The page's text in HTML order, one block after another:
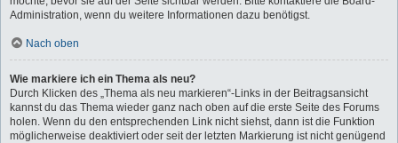
Administration, wenn du weitere Informationen dazu benötigst.
Nach oben
Wie markiere ich ein Thema als neu?
Durch Klicken des „Thema als neu markieren“-Links in der Beitragsansicht
kannst du das Thema wieder ganz nach oben auf die erste Seite des Forums
holen. Wenn du den entsprechenden Link nicht siehst, dann ist die Funktion
möglicherweise deaktiviert oder seit der letzten Markierung ist nicht genügend